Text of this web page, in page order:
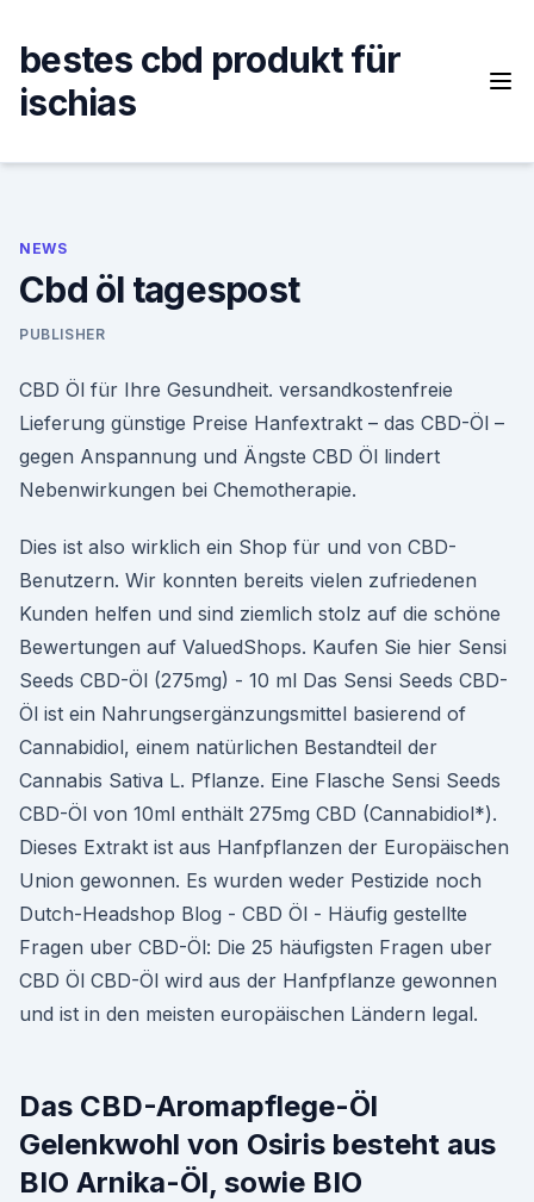
content
bestes cbd produkt für
ischias
NEWS
Cbd öl tagespost
PUBLISHER
CBD Öl für Ihre Gesundheit. versandkostenfreie
Lieferung günstige Preise Hanfextrakt – das CBD-Öl –
gegen Anspannung und Ängste CBD Öl lindert
Nebenwirkungen bei Chemotherapie.
Dies ist also wirklich ein Shop für und von CBD-
Benutzern. Wir konnten bereits vielen zufriedenen
Kunden helfen und sind ziemlich stolz auf die schöne
Bewertungen auf ValuedShops. Kaufen Sie hier Sensi
Seeds CBD-Öl (275mg) - 10 ml Das Sensi Seeds CBD-
Öl ist ein Nahrungsergänzungsmittel basierend of
Cannabidiol, einem natürlichen Bestandteil der
Cannabis Sativa L. Pflanze. Eine Flasche Sensi Seeds
CBD-Öl von 10ml enthält 275mg CBD (Cannabidiol*).
Dieses Extrakt ist aus Hanfpflanzen der Europäischen
Union gewonnen. Es wurden weder Pestizide noch
Dutch-Headshop Blog - CBD Öl - Häufig gestellte
Fragen uber CBD-Öl: Die 25 häufigsten Fragen uber
CBD Öl CBD-Öl wird aus der Hanfpflanze gewonnen
und ist in den meisten europäischen Ländern legal.
Das CBD-Aromapflege-Öl
Gelenkwohl von Osiris besteht aus
BIO Arnika-Öl, sowie BIO